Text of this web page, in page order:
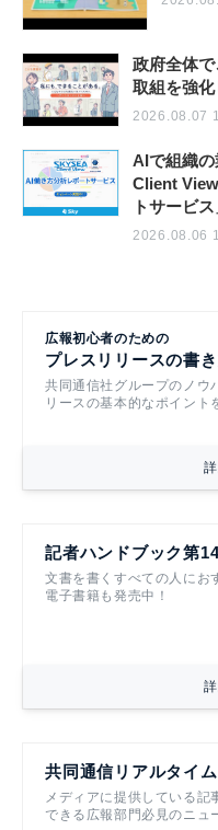
政府全体
取組を強
2026.08.07
AIで組織
Client
トサービ
2026.08.06
広報初心者のための
プレスリリースの書
共同通信社グループのノウ
リースの基本的なポイント
記者ハンドブック第
文書を書くすべての人にお
電子書籍も発売中！
共同通信リアルタイ
メディアに提供している記
できる広報部門必見のニュ